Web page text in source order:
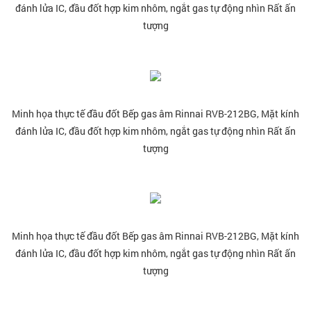
đánh lửa IC, đầu đốt hợp kim nhôm, ngắt gas tự động nhìn Rất ấn
tượng
Minh họa thực tế đầu đốt Bếp gas âm Rinnai RVB-212BG, Mặt kính
đánh lửa IC, đầu đốt hợp kim nhôm, ngắt gas tự động nhìn Rất ấn
tượng
Minh họa thực tế đầu đốt Bếp gas âm Rinnai RVB-212BG, Mặt kính
đánh lửa IC, đầu đốt hợp kim nhôm, ngắt gas tự động nhìn Rất ấn
tượng